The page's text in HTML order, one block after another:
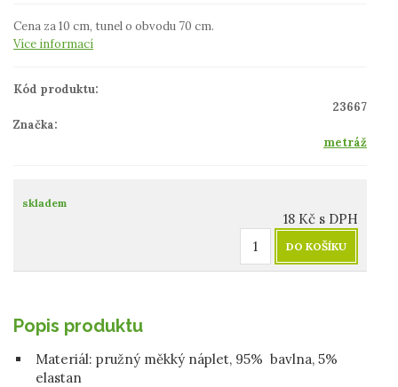
Cena za 10 cm, tunel o obvodu 70 cm.
Více informací
Kód produktu:
23667
Značka:
metráž
skladem
18 Kč s DPH
DO KOŠÍKU
Popis produktu
Materiál: pružný měkký náplet, 95% bavlna, 5%
elastan